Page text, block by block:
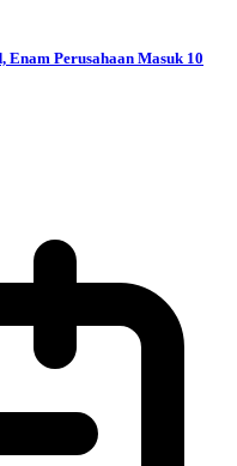
Perusahaan Masuk 10